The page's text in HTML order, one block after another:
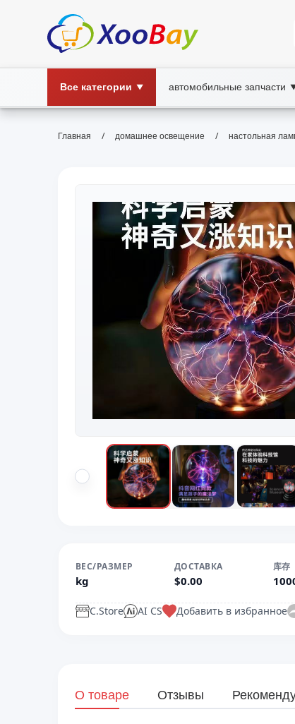
Все категории ▼ автомобильные запчасти
Главная / домашнее освещение / настольная
ВЕС/РАЗМЕР
kg
ДОСТАВКА
$0.00
库存
C.Store AI CS Добавить в избранное
О товаре Отзывы